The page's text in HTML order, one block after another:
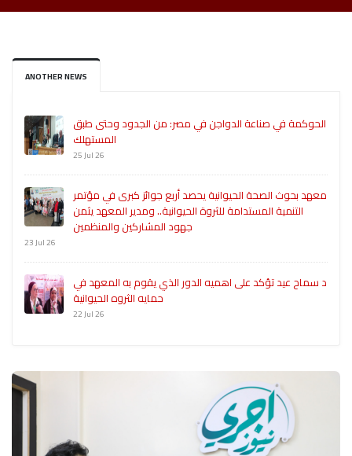
ANOTHER NEWS
الحوكمة في صناعة الدواجن في مصر: من الجدود وحتى طبق
المستهلك
25 Jul 26
معهد بحوث الصحة الحيوانية يحصد أربع جوائز كبرى في مؤتمر
التنمية المستدامة للثروة الحيوانية.. ومدير المعهد يثمن
جهود المشاركين والمنظمين
23 Jul 26
د سماح عيد تؤكد على اهميه الدور الذي يقوم به المعهد في
حمايه الثروه الحيوانية
22 Jul 26